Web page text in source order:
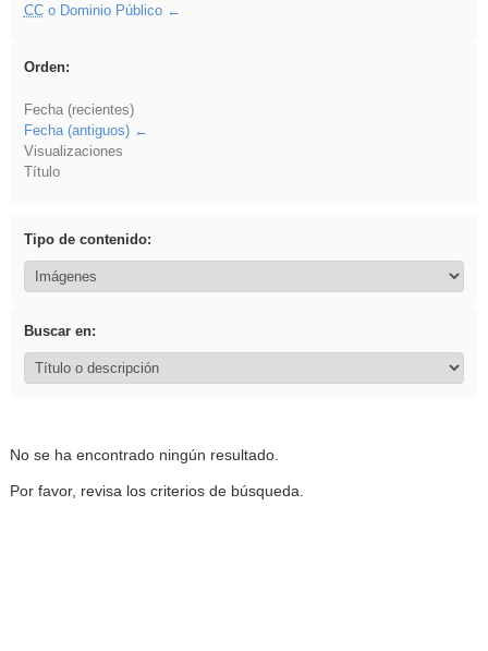
CCo Dominio Público
Orden:
Fecha (recientes)
Fecha (antiguos)
Visualizaciones
Título
Tipo de contenido:
Buscar en:
No se ha encontrado ningún resultado.
Por favor, revisa los criterios de búsqueda.